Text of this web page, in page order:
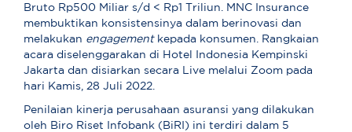
Bruto Rp500 Miliar s/d < Rp1 Triliun. MNC Insurance
membuktikan konsistensinya dalam berinovasi dan
melakukan engagementkepada konsumen. Rangkaian
acara diselenggarakan di Hotel Indonesia Kempinski
Jakarta dan disiarkan secara Live melalui Zoom pada
hari Kamis, 28 Juli 2022.
Penilaian kinerja perusahaan asuransi yang dilakukan
oleh Biro Riset Infobank (BiRI) ini terdiri dalam 5